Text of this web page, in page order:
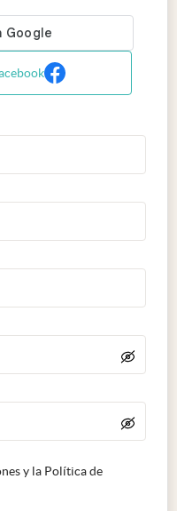
y la Política de